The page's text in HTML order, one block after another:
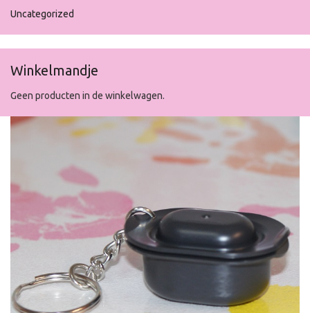
Uncategorized
Winkelmandje
Geen producten in de winkelwagen.